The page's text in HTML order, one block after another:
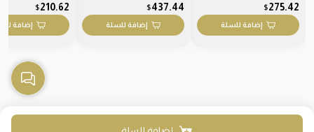
275.42
$
إضافة للسلة
437.44
$
إضافة للسلة
210.62
$
إضافة